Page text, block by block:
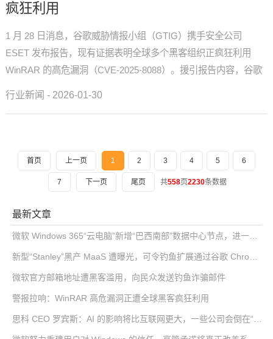
疯狂利用
1 月 28 日消息，谷歌威胁情报小组（GTIG）携手安全公司
ESET 发布报告，现有证据表明全球多个黑客组织正疯狂利用
WinRAR 的高危漏洞（CVE-2025-8088）。援引报告内容，谷歌
行业新闻 - 2026-01-30
首页 上一页 1 2 3 4 5 6
7 下一页 尾页 共558页2230条数据
最新文章
微软 Windows 365“云电脑”新增“巴西南部”数据中心节点，进一步降低南美用户延迟
微软官方邮箱地址遭黑客滥用，向民众发送钓鱼诈骗邮件
警报拉响：WinRAR 高危漏洞正遭全球黑客疯狂利用